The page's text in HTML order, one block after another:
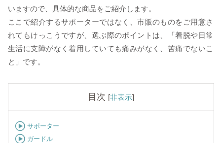
いますので、具体的な商品をご紹介します。
ここで紹介するサポーターではなく、市販のものをご用意さ
れてもけっこうですが、選ぶ際のポイントは、「着脱や日常
生活に支障がなく着用していても痛みがなく、苦痛でないこ
と」です。
目次 [非表示]
サポーター
ガードル